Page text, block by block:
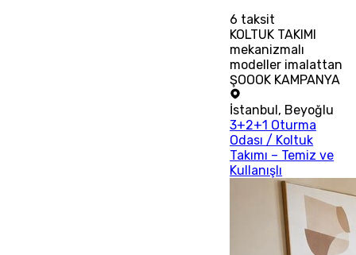
6 taksit
KOLTUK TAKIMI
mekanizmalı
modeller imalattan
ŞOOOK KAMPANYA
İstanbul, Beyoğlu
3+2+1 Oturma
Odası / Koltuk
Takımı – Temiz ve
Kullanışlı